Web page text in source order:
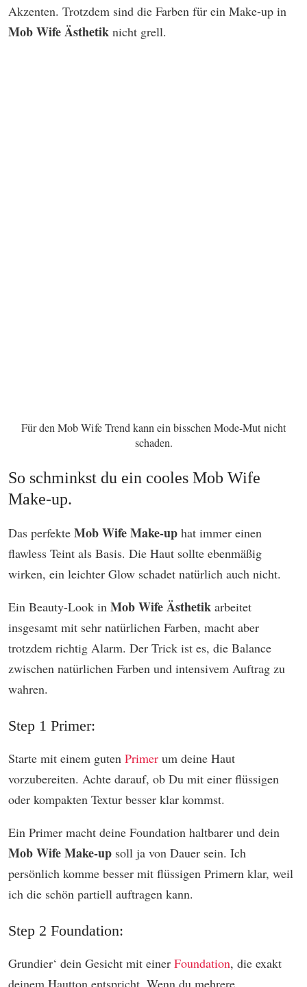
Akzenten. Trotzdem sind die Farben für ein Make-up in
Mob Wife Ästhetik nicht grell.
Für den Mob Wife Trend kann ein bisschen Mode-Mut nicht
schaden.
So schminkst du ein cooles Mob Wife
Make-up.
Das perfekte Mob Wife Make-up hat immer einen
flawless Teint als Basis. Die Haut sollte ebenmäßig
wirken, ein leichter Glow schadet natürlich auch nicht.
Ein Beauty-Look in Mob Wife Ästhetik arbeitet
insgesamt mit sehr natürlichen Farben, macht aber
trotzdem richtig Alarm. Der Trick ist es, die Balance
zwischen natürlichen Farben und intensivem Auftrag zu
wahren.
Step 1 Primer:
Starte mit einem guten Primer um deine Haut
vorzubereiten. Achte darauf, ob Du mit einer flüssigen
oder kompakten Textur besser klar kommst.
Ein Primer macht deine Foundation haltbarer und dein
Mob Wife Make-up soll ja von Dauer sein. Ich
persönlich komme besser mit flüssigen Primern klar, weil
ich die schön partiell auftragen kann.
Step 2 Foundation:
Grundier‘ dein Gesicht mit einer Foundation, die exakt